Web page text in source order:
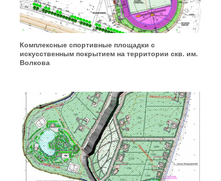
Комплексные спортивные площадки с
искусственным покрытием на территории скв. им.
Волкова